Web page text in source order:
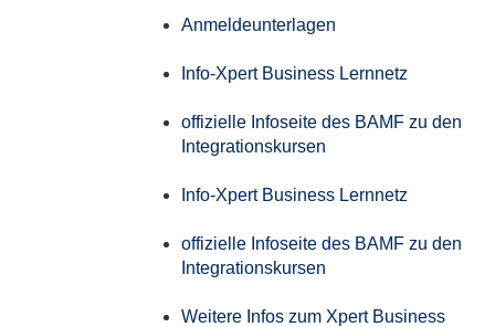
Anmeldeunterlagen
Info-Xpert Business Lernnetz
offizielle Infoseite des BAMF zu den
Integrationskursen
Info-Xpert Business Lernnetz
offizielle Infoseite des BAMF zu den
Integrationskursen
Weitere Infos zum Xpert Business